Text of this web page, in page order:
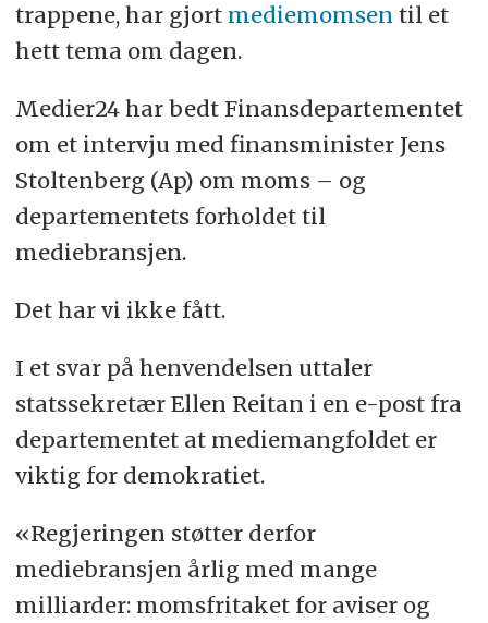
trappene, har gjort mediemomsen til et
hett tema om dagen.
Medier24 har bedt Finansdepartementet
om et intervju med finansminister Jens
Stoltenberg (Ap) om moms – og
departementets forholdet til
mediebransjen.
Det har vi ikke fått.
I et svar på henvendelsen uttaler
statssekretær Ellen Reitan i en e-post fra
departementet at mediemangfoldet er
viktig for demokratiet.
«Regjeringen støtter derfor
mediebransjen årlig med mange
milliarder: momsfritaket for aviser og